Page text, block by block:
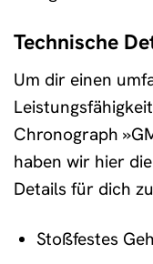
Technische
Um dir einen
Chronograph
haben wir hier
Details für dich
Stoßfestes